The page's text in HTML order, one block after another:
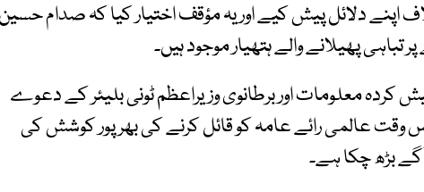
دلائل پیش کیے اور یہ مؤقف اختیار کیا کہ صدام
پھیلانے والے ہتھیار موجود ہیں۔
کردہ معلومات اور برطانوی وزیراعظم ٹونی بلیئر کے دعوے
اس وقت عالمی رائے عامہ کو قائل کرنے کی بھرپور کوشش کی
بڑھ چکا ہے۔